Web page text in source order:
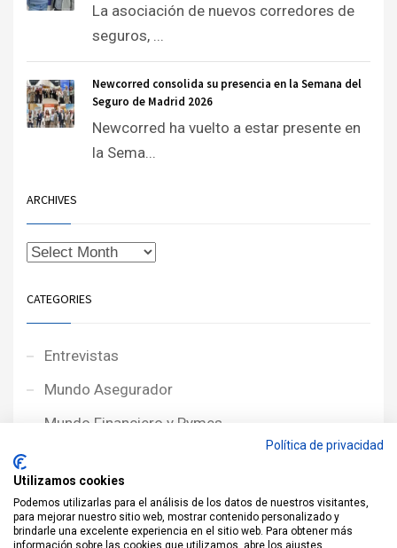
La asociación de nuevos corredores de
seguros, ...
Newcorred consolida su presencia en la Semana del
Seguro de Madrid 2026
Newcorred ha vuelto a estar presente en
la Sema...
ARCHIVES
CATEGORIES
Entrevistas
Mundo Asegurador
Mundo Financiero y Pymes
Noticias NewcorRED
Protagonistas
Política de privacidad
Utilizamos cookies
Podemos utilizarlas para el análisis de los datos de nuestros visitantes,
para mejorar nuestro sitio web, mostrar contenido personalizado y
brindarle una excelente experiencia en el sitio web. Para obtener más
información sobre las cookies que utilizamos, abre los ajustes.